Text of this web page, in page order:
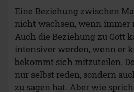
Eine Beziehung zwischen
nicht wachsen, wenn immer
Auch die Beziehung zu Gott
intensiver werden, wenn er
bekommt sich mitzuteilen.
nur selbst reden, sondern
zu sagen hat. Aber wie